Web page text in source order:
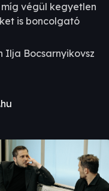
végül kegyetlen
is boncolgató
Ilja Bocsarnyikovsz